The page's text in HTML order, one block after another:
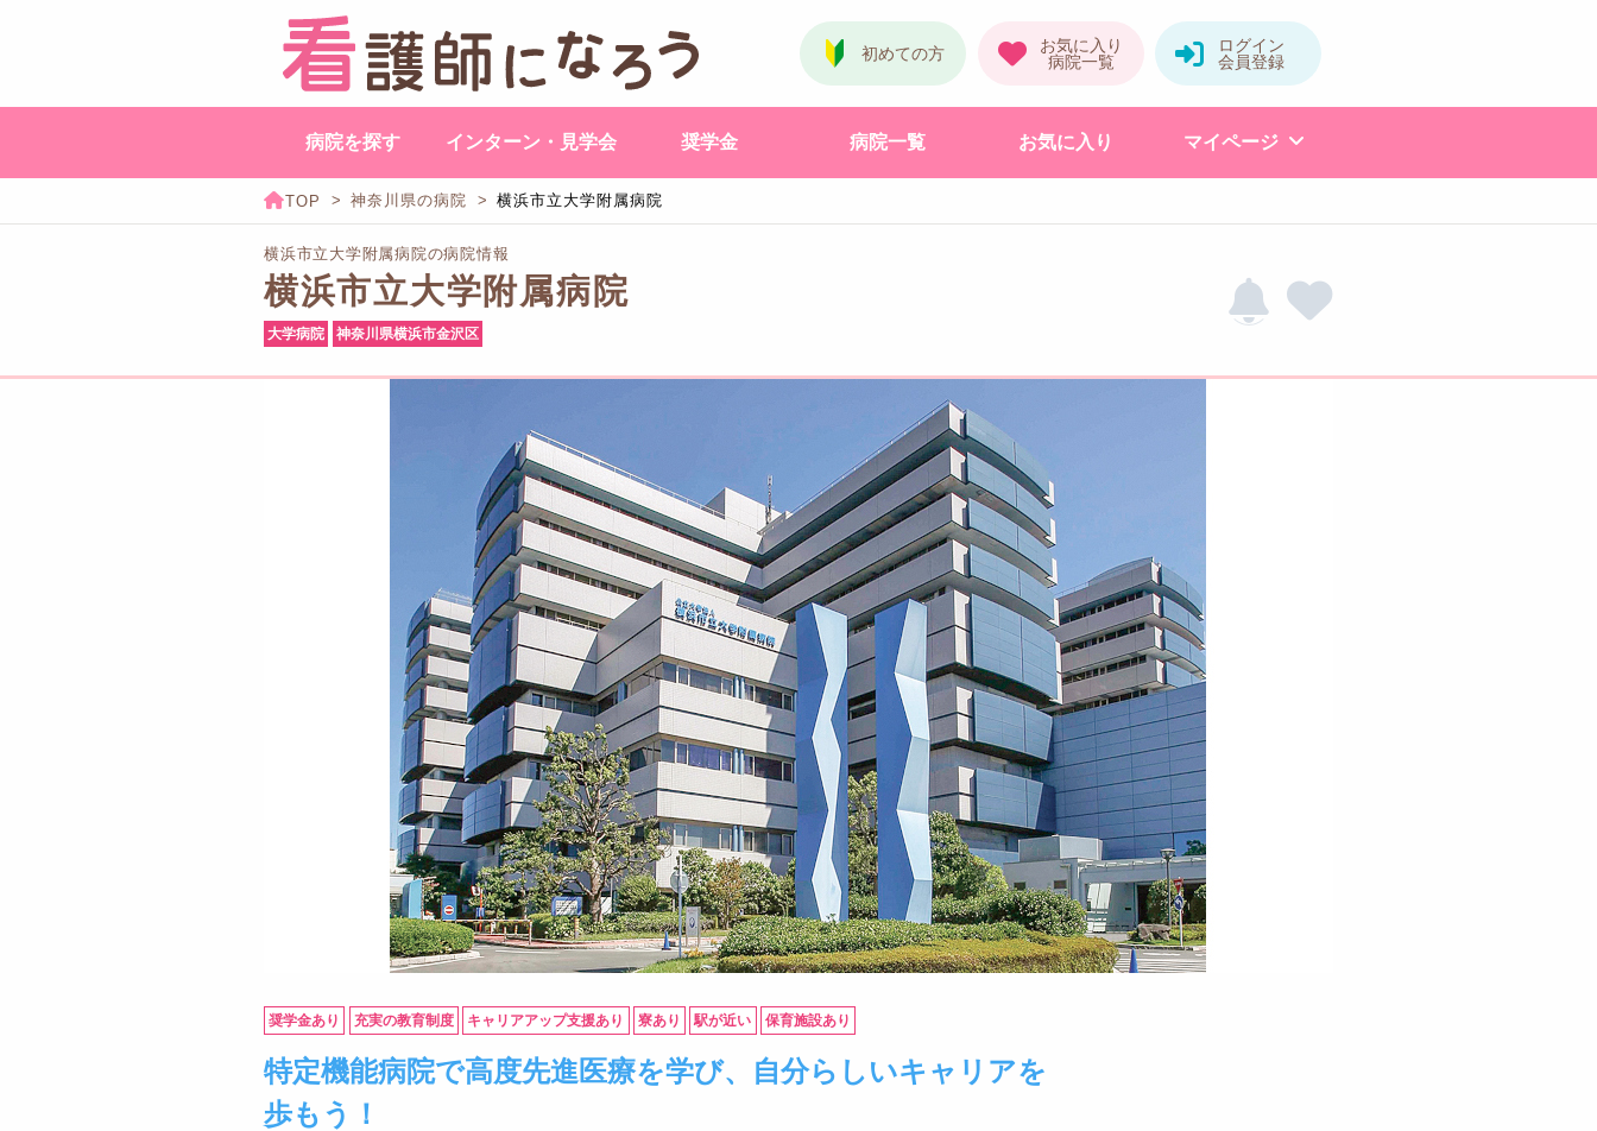
病院を探す インターン・見学会 奨学金 病院一覧 お気に入り マイページ
神奈川県の病院 横浜市立大学附属病院
横浜市立大学附属病院の病院情報
横浜市立大学附属病院
大学病院 神奈川県横浜市金沢区
奨学金あり 充実の教育制度 キャリアアップ支援あり 寮あり 駅が近い 保育施設あり
特定機能病院で高度先進医療を学び、自分らしいキャリアを
歩もう！